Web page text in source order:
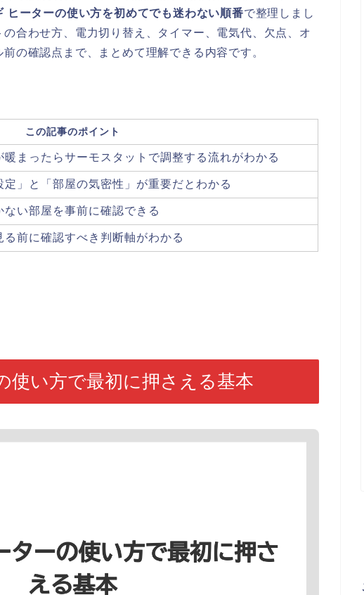
ヒーターの使い方を初めてでも迷わない順番で整理しまし
合わせ方、電力切り替え、タイマー、電気代、欠点、オ
の確認点まで、まとめて理解できる内容です。
この記事のポイント
まったらサーモスタットで調整する流れがわかる
」と「部屋の気密性」が重要だとわかる
い部屋を事前に確認できる
前に確認すべき判断軸がわかる
使い方で最初に押さえる基本